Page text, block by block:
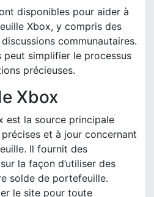
disponibles pour aider à
Xbox, y compris des
communautaires.
peut simplifier le processus
précieuses.
Xbox
est la source principale
et à jour concernant
Il fournit des
la façon d’utiliser des
solde de portefeuille.
le site pour toute